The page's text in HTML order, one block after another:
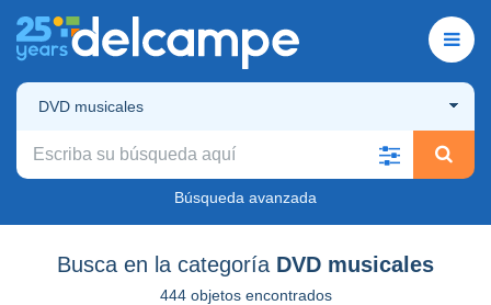
DVD musicales
Búsqueda avanzada
Busca en la categoría DVD musicales
444 objetos encontrados